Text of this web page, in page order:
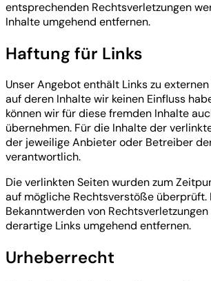
entsprechenden Rechtsverletzungen
Inhalte umgehend entfernen.
Haftung für Links
Unser Angebot enthält Links zu
auf deren Inhalte wir keinen Einfluss
können wir für diese fremden Inhalte
übernehmen. Für die Inhalte der
der jeweilige Anbieter oder Betreiber
verantwortlich.
Die verlinkten Seiten wurden zum
auf mögliche Rechtsverstöße überprüft.
Bekanntwerden von
derartige Links umgehend entfernen.
Urheberrecht